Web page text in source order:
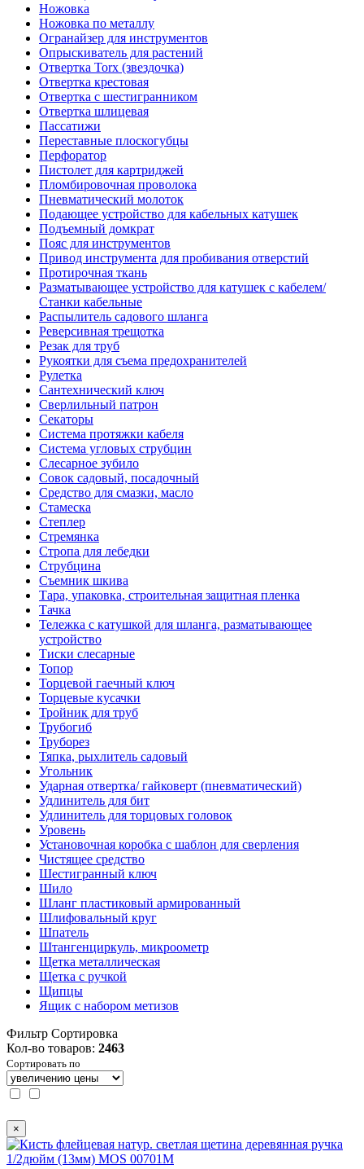
Ножовка
Ножовка по металлу
Огранайзер для инструментов
Опрыскиватель для растений
Отвертка Torx (звездочка)
Отвертка крестовая
Отвертка с шестигранником
Отвертка шлицевая
Пассатижи
Переставные плоскогубцы
Перфоратор
Пистолет для картриджей
Пломбировочная проволока
Пневматический молоток
Подающее устройство для кабельных катушек
Подъемный домкрат
Пояс для инструментов
Привод инструмента для пробивания отверстий
Протирочная ткань
Разматывающее устройство для катушек с кабелем/
Станки кабельные
Распылитель садового шланга
Реверсивная трещотка
Резак для труб
Рукоятки для съема предохранителей
Рулетка
Сантехнический ключ
Сверлильный патрон
Секаторы
Система протяжки кабеля
Система угловых струбцин
Слесарное зубило
Совок садовый, посадочный
Средство для смазки, масло
Стамеска
Степлер
Стремянка
Стропа для лебедки
Струбцина
Съемник шкива
Тара, упаковка, строительная защитная пленка
Тачка
Тележка с катушкой для шланга, разматывающее
устройство
Тиски слесарные
Топор
Торцевой гаечный ключ
Торцевые кусачки
Тройник для труб
Трубогиб
Труборез
Тяпка, рыхлитель садовый
Угольник
Ударная отвертка/ гайковерт (пневматический)
Удлинитель для бит
Удлинитель для торцовых головок
Уровень
Установочная коробка с шаблон для сверления
Чистящее средство
Шестигранный ключ
Шило
Шланг пластиковый армированный
Шлифовальный круг
Шпатель
Штангенциркуль, микроометр
Щетка металлическая
Щетка с ручкой
Щипцы
Ящик с набором метизов
Фильтр Сортировка
Кол-во товаров: 2463
Сортировать по
×